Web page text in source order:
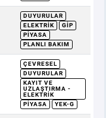
DUYURULAR
ELEKTRIK
GİP
PIYASA
PLANLI BAKIM
ÇEVRESEL
DUYURULAR
KAYIT VE
UZLAŞTIRMA -
ELEKTRIK
PIYASA
YEK-G